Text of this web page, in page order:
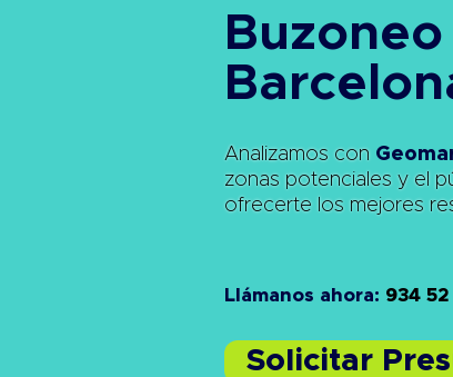
Analizamos con
zonas potenciales y el
ofrecerte los mejores
Llámanos ahora: 934 52
Solicitar